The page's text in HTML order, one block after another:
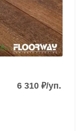
6 310 ₽/уп.